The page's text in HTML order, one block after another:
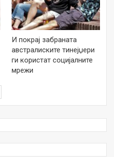
И покрај забраната
австралиските тинејџери
ги користат социјалните
мрежи